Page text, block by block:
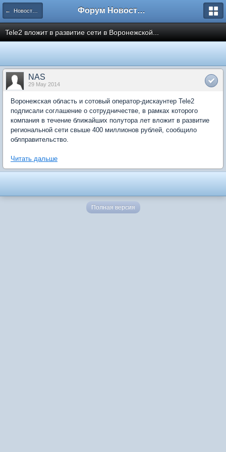
← Новости рынка недвижимости Форум Новостройки
Tele2 вложит в развитие сети в Воронежской...
NAS
29 May 2014
Воронежская область и сотовый оператор-дискаунтер Tele2
подписали соглашение о сотрудничестве, в рамках которого
компания в течение ближайших полутора лет вложит в развитие
региональной сети свыше 400 миллионов рублей, сообщило
облправительство.
Читать дальше
Полная версия